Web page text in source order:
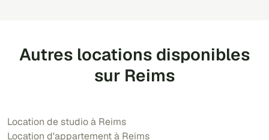
Autres locations disponibles
sur Reims
Location de studio à Reims
Location d'appartement à Reims